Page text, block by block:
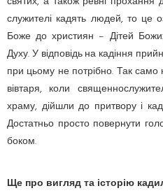
служителі кадять людей, то це
Боже до християн – Дітей
Духу. У відповідь на кадіння
при цьому не потрібно. Так
вівтаря, коли
храму, дійшли до притвору і
Достатньо просто повернути
боком.
Ще про вигляд та історію